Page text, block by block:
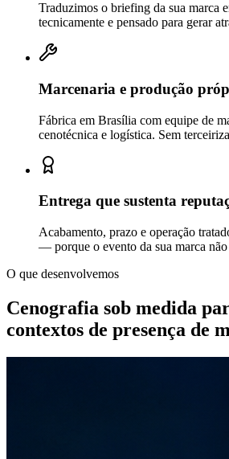
Traduzimos o briefing da sua marca
tecnicamente e pensado para gerar
Marcenaria e produção
Fábrica em Brasília com equipe de
cenotécnica e logística. Sem
Entrega que sustenta
Acabamento, prazo e operação
— porque o evento da sua marca não
O que desenvolvemos
Cenografia sob medida
contextos de presença de